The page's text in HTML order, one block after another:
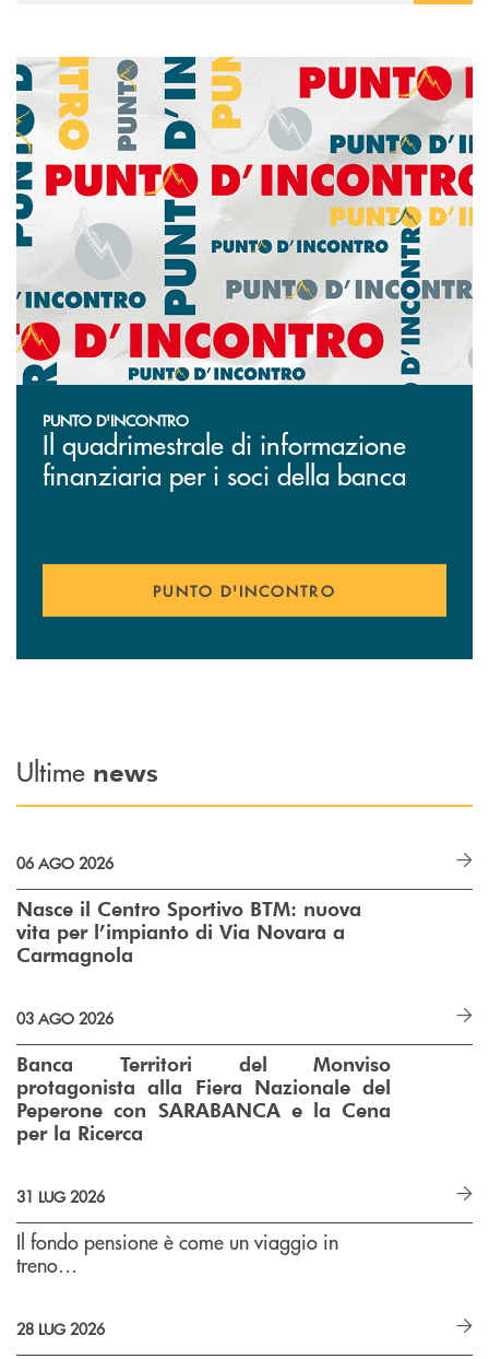
Punto d'Incontro
PUNTO D'INCONTRO
Il quadrimestrale di informazione
finanziaria per i soci della banca
PUNTO D'INCONTRO
Ultime news
06 AGO 2026
Nasce il Centro Sportivo BTM: nuova
vita per l’impianto di Via Novara a
Carmagnola
03 AGO 2026
Banca Territori del Monviso
protagonista alla Fiera Nazionale del
Peperone con SARABANCA e la Cena
per la Ricerca
31 LUG 2026
Il fondo pensione è come un viaggio in
treno…
28 LUG 2026